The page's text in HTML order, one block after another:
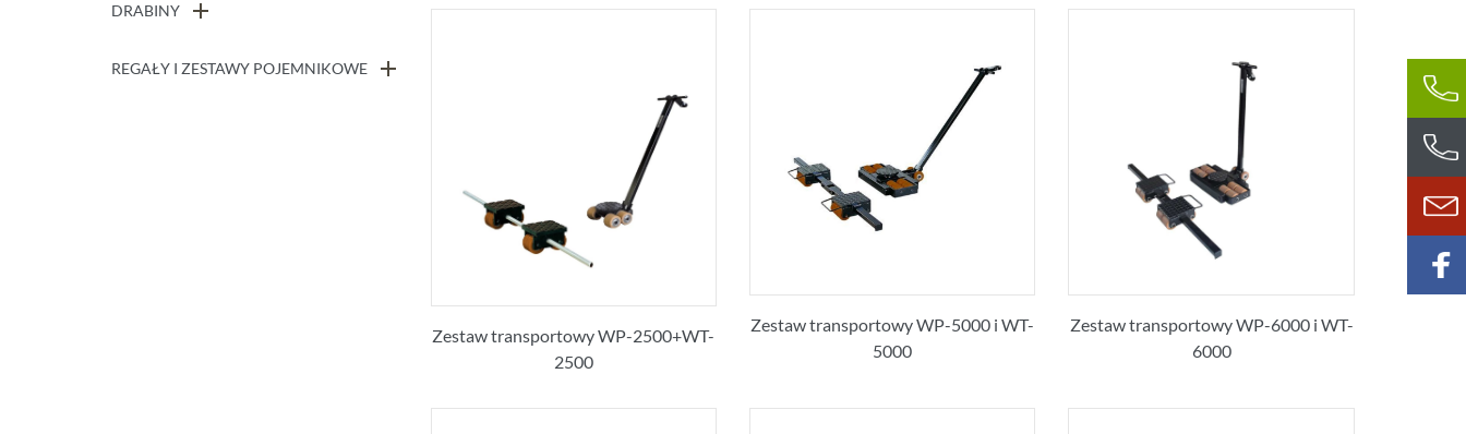
DRABINY
REGAŁY I ZESTAWY POJEMNIKOWE
Zestaw transportowy WP-2500+WT-
2500
Zestaw transportowy WP-5000 i WT-
5000
Zestaw transportowy WP-6000 i WT-
6000